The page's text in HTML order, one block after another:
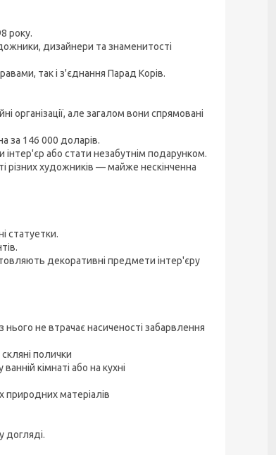
року.
дизайнери та знаменитості
так і з'єднання Парад Корів.
організації, але загалом вони спрямовані
за 146 000 доларів.
інтер'єр або стати незабутнім подарунком.
різних художників — майже нескінченна
статуетки.
декоративні предмети інтер'єру
не втрачає насиченості забарвлення
полички
кімнаті або на кухні
природних матеріалів
догляді.